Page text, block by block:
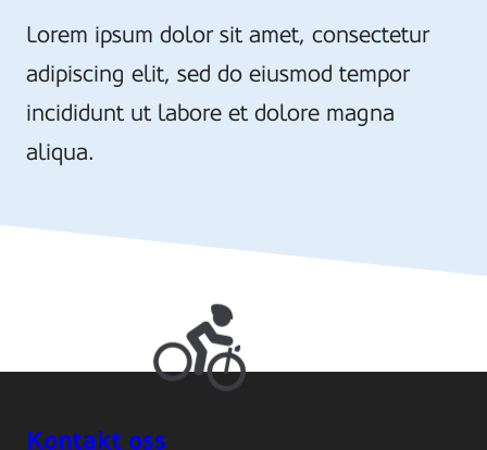
Lorem ipsum dolor sit amet, consectetur
adipiscing elit, sed do eiusmod tempor
incididunt ut labore et dolore magna
aliqua.
Kontakt oss